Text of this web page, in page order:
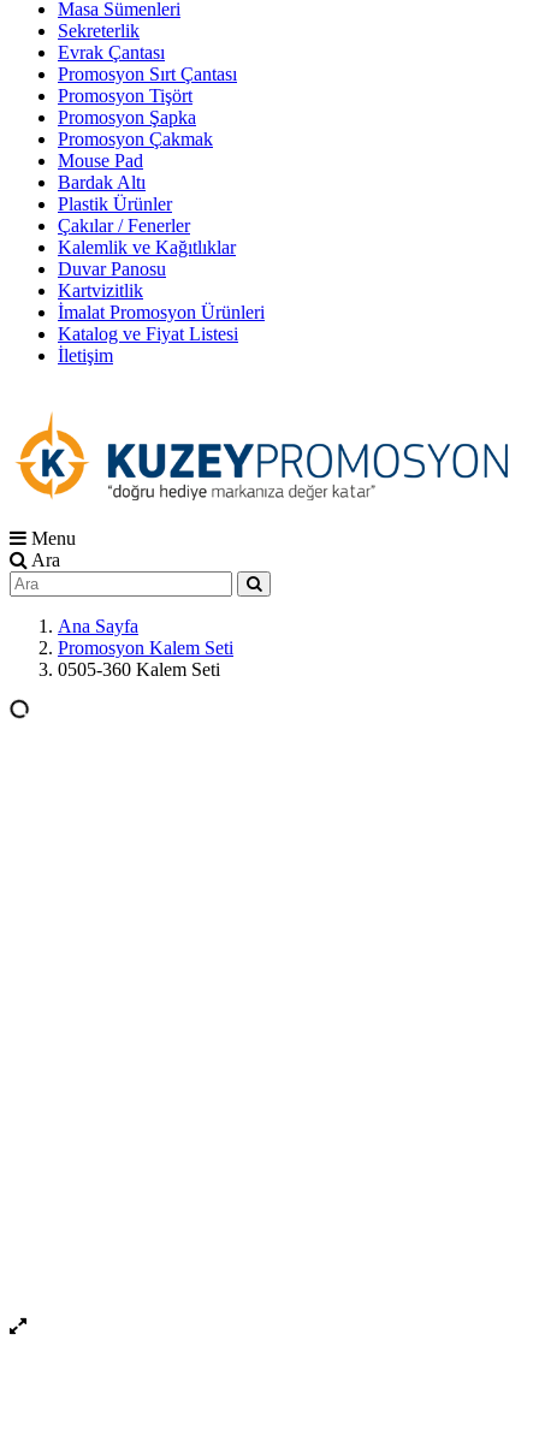
Masa Sümenleri
Sekreterlik
Evrak Çantası
Promosyon Sırt Çantası
Promosyon Tişört
Promosyon Şapka
Promosyon Çakmak
Mouse Pad
Bardak Altı
Plastik Ürünler
Çakılar / Fenerler
Kalemlik ve Kağıtlıklar
Duvar Panosu
Kartvizitlik
İmalat Promosyon Ürünleri
Katalog ve Fiyat Listesi
İletişim
Menu
Ara
Ana Sayfa
Promosyon Kalem Seti
0505-360 Kalem Seti